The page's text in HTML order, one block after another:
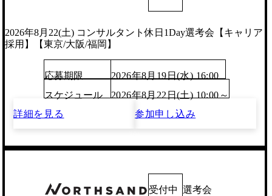
2026年8月22(土) コンサルタント休日1Day選考会【キャリア
採用】【東京/大阪/福岡】
応募期限
2026年8月19日(水) 16:00
スケジュール
2026年8月22日(土) 10:00～
詳細を見る
参加申し込み
受付中 選考会